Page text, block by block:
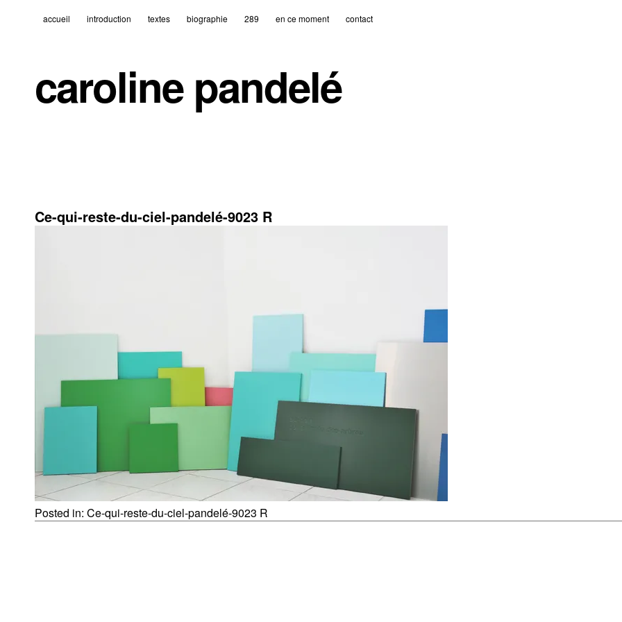
accueil introduction textes biographie 289 en ce moment contact
caroline pandelé
Ce-qui-reste-du-ciel-pandelé-9023 R
Posted in: Ce-qui-reste-du-ciel-pandelé-9023 R